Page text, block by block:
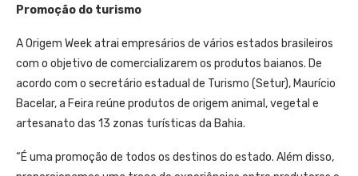
Promoção do turismo
A Origem Week atrai empresários de vários estados brasileiros
com o objetivo de comercializarem os produtos baianos. De
acordo com o secretário estadual de Turismo (Setur), Maurício
Bacelar, a Feira reúne produtos de origem animal, vegetal e
artesanato das 13 zonas turísticas da Bahia.
“É uma promoção de todos os destinos do estado. Além disso,